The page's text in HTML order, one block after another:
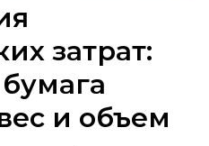
затрат:
и объем